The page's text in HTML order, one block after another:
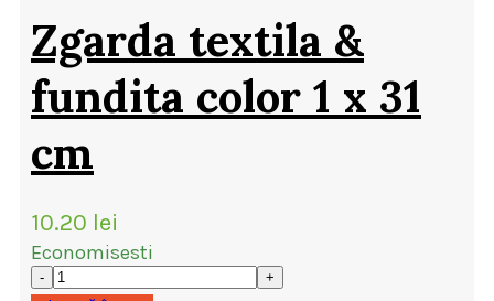
Zgarda textila &
fundita color 1 x 31
cm
10.20 lei
Economisesti